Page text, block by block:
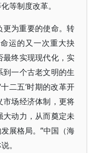
等制度改革。
为重要的使命。转
运的又一次重大抉
终实现现代化，实
一个古老文明的生
二五’时期的改革开
场经济体制，更将
动力，从而奠定未
展格局。”中国（海
。